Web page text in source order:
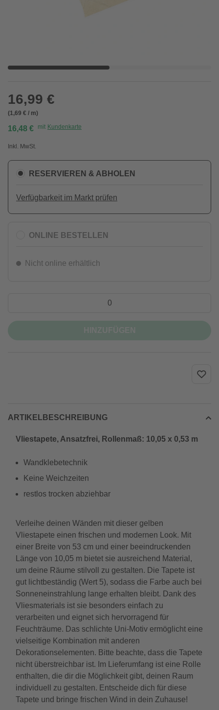
16,99 €
(1,69 € / m)
16,48 € mit Kundenkarte
Inkl. MwSt.
RESERVIEREN & ABHOLEN
Verfügbarkeit im Markt prüfen
ONLINE BESTELLEN
Nicht online erhältlich
ARTIKELBESCHREIBUNG
Vliestapete, Ansatzfrei, Rollenmaß: 10,05 x 0,53 m
Wandklebetechnik
Keine Weichzeiten
restlos trocken abziehbar
Verleihe deinen Wänden mit dieser gelben
Vliestapete einen frischen und modernen Look. Mit
einer Breite von 53 cm und einer beeindruckenden
Länge von 10,05 m bietet sie ausreichend Material,
um deine Räume stilvoll zu gestalten. Die Tapete ist
gut lichtbeständig (Wert 5), sodass die Farbe auch bei
Sonneneinstrahlung lange erhalten bleibt. Dank des
Vliesmaterials ist sie besonders einfach zu
verarbeiten und eignet sich hervorragend für
Feuchträume. Das schlichte Uni-Motiv ermöglicht eine
vielseitige Kombination mit anderen
Dekorationselementen. Bitte beachte, dass die Tapete
nicht überstreichbar ist. Im Lieferumfang ist eine Rolle
enthalten, die dir die Möglichkeit gibt, deinen Raum
individuell zu gestalten. Entscheide dich für diese
Tapete und bringe frischen Wind in dein Zuhause!